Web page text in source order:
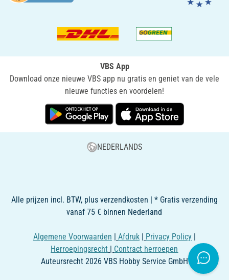
VBS App
Download onze nieuwe VBS app nu gratis en geniet van de vele
nieuwe functies en voordelen!
NEDERLANDS
Alle prijzen incl. BTW, plus verzendkosten | * Gratis verzending
vanaf 75 € binnen Nederland
Algemene Voorwaarden Afdruk Privacy Policy
Herroepingsrecht
Contract herroepen
Auteursrecht 2026 VBS Hobby Service GmbH